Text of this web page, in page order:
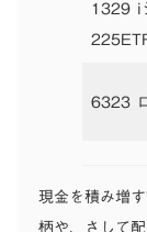
1329 i
6323
現金を積み増
柄や、さして